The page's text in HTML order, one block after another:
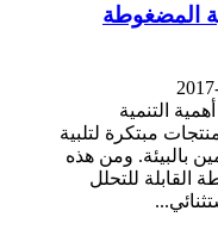
المضغوطة
التنمية
مبتكرة لتلبية
بالبيئة. ومن هذه
القابلة للتحلل